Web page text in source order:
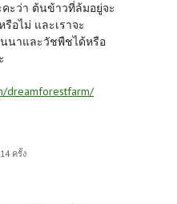
ะว่า ต้นข้าวที่ล้มอยู่จะ
อไม่ และเราจะ
นาและวัชพืชได้หรือ
dreamforestfarm/
ครั้ง